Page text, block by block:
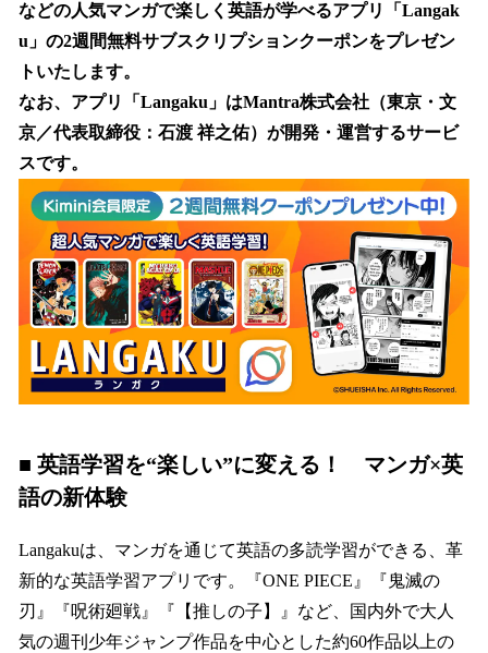
などの人気マンガで楽しく英語が学べるアプリ「Langak
u」の2週間無料サブスクリプションクーポンをプレゼン
トいたします。
なお、アプリ「Langaku」はMantra株式会社（東京・文
京／代表取締役：石渡 祥之佑）が開発・運営するサービ
スです。
■ 英語学習を“楽しい”に変える！ マンガ×英
語の新体験
Langakuは、マンガを通じて英語の多読学習ができる、革
新的な英語学習アプリです。『ONE PIECE』『鬼滅の
刃』『呪術廻戦』『【推しの子】』など、国内外で大人
気の週刊少年ジャンプ作品を中心とした約60作品以上の